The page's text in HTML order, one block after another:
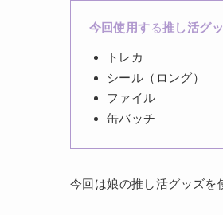
今回使用する推し活グ
トレカ
シール（ロング）
ファイル
缶バッチ
今回は娘の推し活グッズを